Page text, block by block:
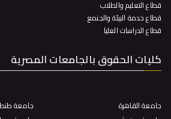
قطاع التعليم والطلاب
قطاع خدمة البيئة والجنمع
قطاع الدراسات العليا
كليات الحقوق بالجامعات المصرية
جامعة القاهرة
جامعة